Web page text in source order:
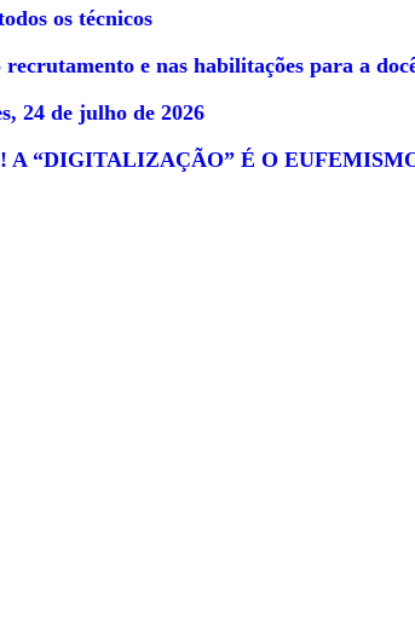
os técnicos
e nas habilitações para a
24 de julho de 2026
“DIGITALIZAÇÃO” É O